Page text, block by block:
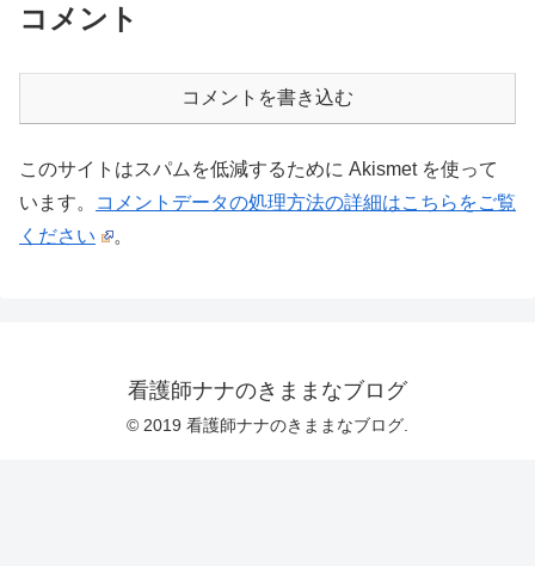
コメント
コメントを書き込む
このサイトはスパムを低減するために Akismet を使って
います。
コメントデータの処理方法の詳細はこちらをご覧
ください
。
看護師ナナのきままなブログ
© 2019 看護師ナナのきままなブログ.